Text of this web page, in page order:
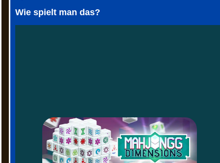
Wie spielt man das?